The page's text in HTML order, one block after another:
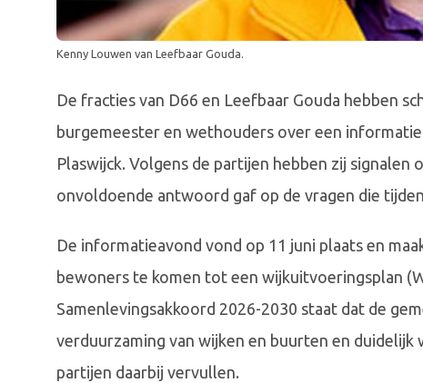
Kenny Louwen van Leefbaar Gouda.
De fracties van D66 en Leefbaar Gouda hebben
burgemeester en wethouders over een
Plaswijck. Volgens de partijen hebben zij
onvoldoende antwoord gaf op de vragen die
De informatieavond vond op 11 juni plaats en
bewoners te komen tot een wijkuitvoeringsplan
Samenlevingsakkoord 2026-2030 staat dat de
verduurzaming van wijken en buurten en
partijen daarbij vervullen.